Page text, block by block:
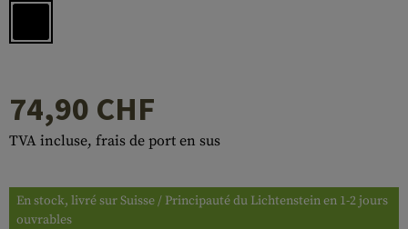
74,90 CHF
TVA incluse, frais de port en sus
En stock, livré sur Suisse / Principauté du Lichtenstein en 1-2 jours
ouvrables